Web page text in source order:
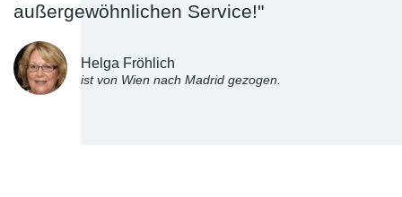
außergewöhnlichen Service!"
Helga Fröhlich
ist von Wien nach Madrid gezogen.